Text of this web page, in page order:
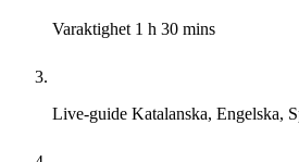
Varaktighet 1 h 30 mins
Live-guide Katalanska, Engelska,